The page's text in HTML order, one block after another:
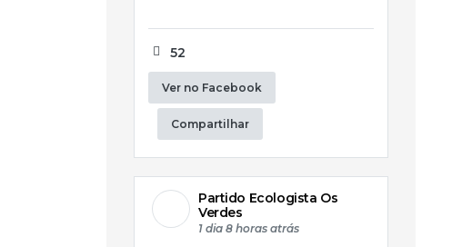
52
Ver no Facebook
Compartilhar
Partido Ecologista Os
Verdes
1 dia 8 horas atrás